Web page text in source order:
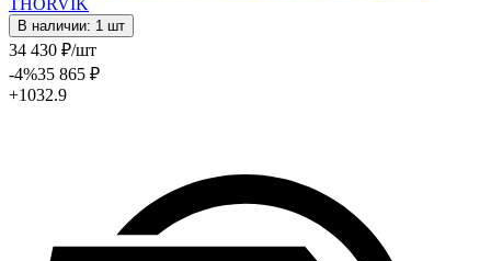
THORVIK
В наличии: 1 шт
34 430 ₽/шт
-4%35 865 ₽
+1032.9